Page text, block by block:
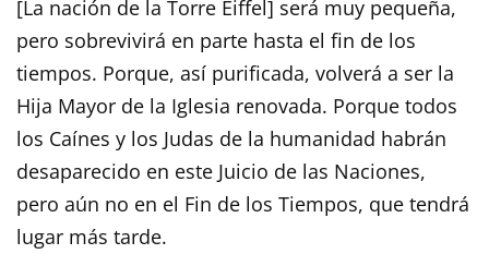
[La nación de la Torre Eiffel] será muy pequeña,
pero sobrevivirá en parte hasta el fin de los
tiempos. Porque, así purificada, volverá a ser la
Hija Mayor de la Iglesia renovada. Porque todos
los Caínes y los Judas de la humanidad habrán
desaparecido en este Juicio de las Naciones,
pero aún no en el Fin de los Tiempos, que tendrá
lugar más tarde.